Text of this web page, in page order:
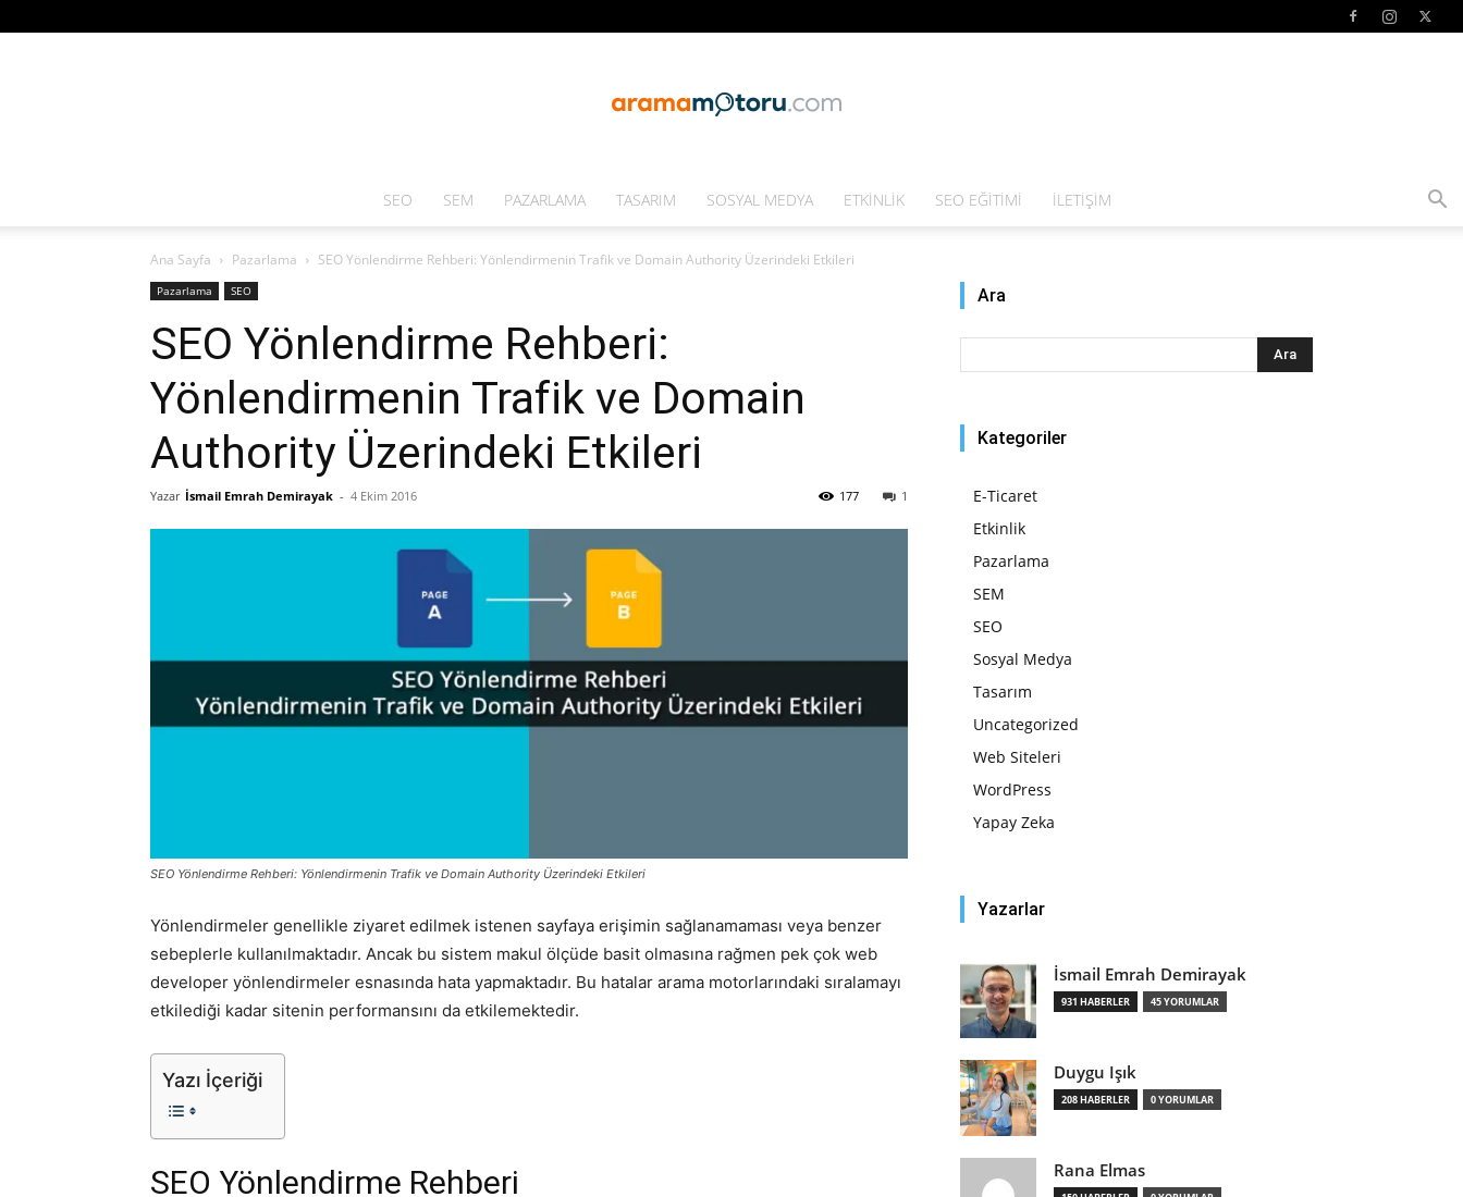
Arama
Optimizasyonu
–
SEO SEM PAZARLAMA TASARIM SOSYAL MEDYA ETKINLIK SEO EĞITIMI İLETIŞIM
Ana Sayfa Pazarlama SEO Yönlendirme Rehberi: Yönlendirmenin Trafik ve Domain Authority Üzerindeki Etkileri
Pazarlama SEO
SEO Yönlendirme Rehberi:
Yönlendirmenin Trafik ve Domain
Authority Üzerindeki Etkileri
Yazar İsmail Emrah Demirayak - 4 Ekim 2016 1
177
SEO Yönlendirme Rehberi: Yönlendirmenin Trafik ve Domain Authority Üzerindeki Etkileri
Yönlendirmeler genellikle ziyaret edilmek istenen sayfaya erişimin sağlanamaması veya benzer
sebeplerle kullanılmaktadır. Ancak bu sistem makul ölçüde basit olmasına rağmen pek çok web
developer yönlendirmeler esnasında hata yapmaktadır. Bu hatalar arama motorlarındaki sıralamayı
etkilediği kadar sitenin performansını da etkilemektedir.
Yazı İçeriği
SEO Yönlendirme Rehberi
Ara
Kategoriler
E-Ticaret
Etkinlik
Pazarlama
SEM
SEO
Sosyal Medya
Tasarım
Uncategorized
Web Siteleri
WordPress
Yapay Zeka
Yazarlar
İsmail Emrah Demirayak
931 HABERLER 45 YORUMLAR
Duygu Işık
208 HABERLER 0 YORUMLAR
Rana Elmas